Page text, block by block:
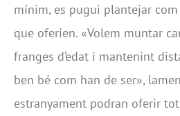
mínim, es pugui plantejar
que oferien. «Volem muntar
franges d’edat i mantenint
ben bé com han de ser»,
estranyament podran oferir